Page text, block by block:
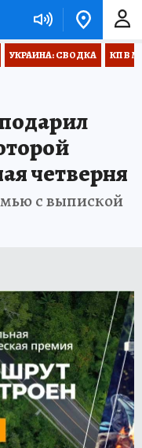
УКРАИНА: СВОДКА КП В
четверня
с выпиской